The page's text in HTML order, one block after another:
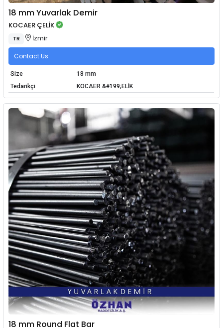
18 mm Yuvarlak Demir
KOCAER ÇELİK
TR İzmir
Contact Us
Size
18 mm
Tedarikçi
KOCAER &#199;ELİK
18 mm Round Flat Bar